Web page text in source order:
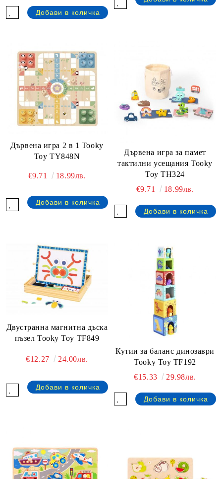
Дървена игра 2 в 1 Tooky
Toy TY848N
€9.71 18.99лв.
Дървена игра за памет
тактилни усещания Tooky
Toy TH324
€9.71
18.99лв.
Двустранна магнитна дъска
пъзел Tooky Toy TF849
€12.27 24.00лв.
Кутии за баланс динозаври
Tooky Toy TF192
€15.33
29.98лв.